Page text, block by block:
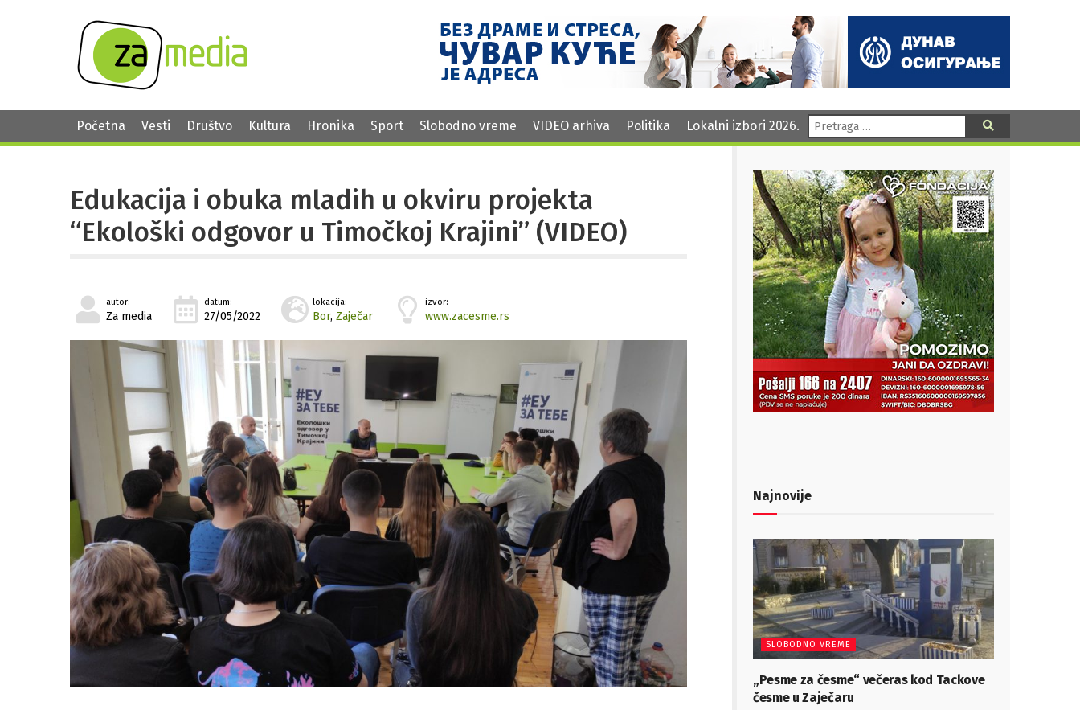
Početna Vesti Društvo Kultura Hronika Sport Slobodno vreme VIDEO arhiva Politika Lokalni izbori 2026. Pretraga:
Edukacija i obuka mladih u okviru projekta
“Ekološki odgovor u Timočkoj Krajini” (VIDEO)
autor:
Za media
datum:
27/05/2022
lokacija:
Bor, Zaječar
izvor:
www.zacesme.rs
Najnovije
SLOBODNO VREME
„Pesme za česme“ večeras kod Tackove
česme u Zaječaru